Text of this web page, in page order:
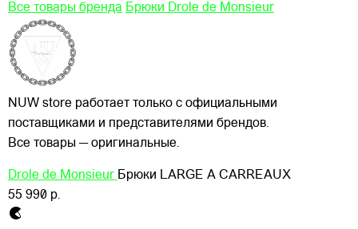
Все товары бренда Брюки Drole de Monsieur
NUW store работает только с официальными
поставщиками и представителями брендов.
Все товары — оригинальные.
Drole de Monsieur Брюки LARGE A CARREAUX
55 990 р.